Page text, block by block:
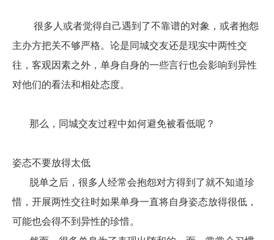
很多人或者觉得自己遇到了不靠谱的对象，或者抱怨
主办方把关不够严格。论是同城交友还是现实中两性交
往，客观因素之外，单身自身的一些言行也会影响到异性
对他们的看法和相处态度。
那么，同城交友过程中如何避免被看低呢？
姿态不要放得太低
脱单之后，很多人经常会抱怨对方得到了就不知道珍
惜，开展两性交往时如果单身一直将自身姿态放得很低，
可能也会得不到异性的珍惜。